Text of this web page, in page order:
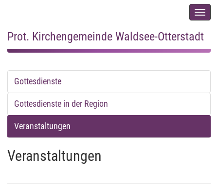
Prot. Kirchengemeinde Waldsee-Otterstadt
Startseite / Termine/ Veranstaltungen
Gottesdienste
Gottesdienste in der Region
Veranstaltungen
Veranstaltungen